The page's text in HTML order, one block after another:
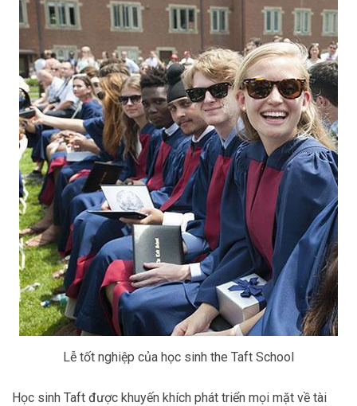
Lễ tốt nghiệp của học sinh the Taft School
Học sinh Taft được khuyến khích phát triển mọi mặt về tài